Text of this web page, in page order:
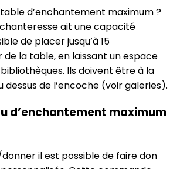
d’enchantement maximum ?
ait une capacité
de placer jusqu’à 15
la table, en laissant un espace
Ils doivent être à la
de l’encoche (voir galeries).
d’enchantement maximum
il est possible de faire don